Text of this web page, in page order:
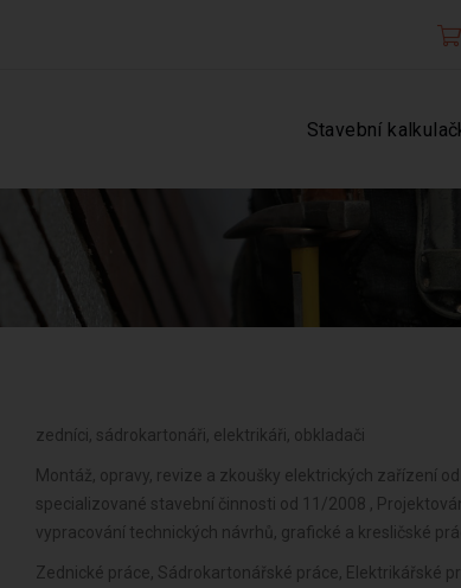
Stavební
zedníci, sádrokartonáři, elektrikáři, obkladači
Montáž, opravy, revize a zkoušky elektrických zařízení
specializované stavební činnosti od 11/2008 ,
vypracování technických návrhů, grafické a kresličské
Zednické práce, Sádrokartonářské práce, Elektrikářské